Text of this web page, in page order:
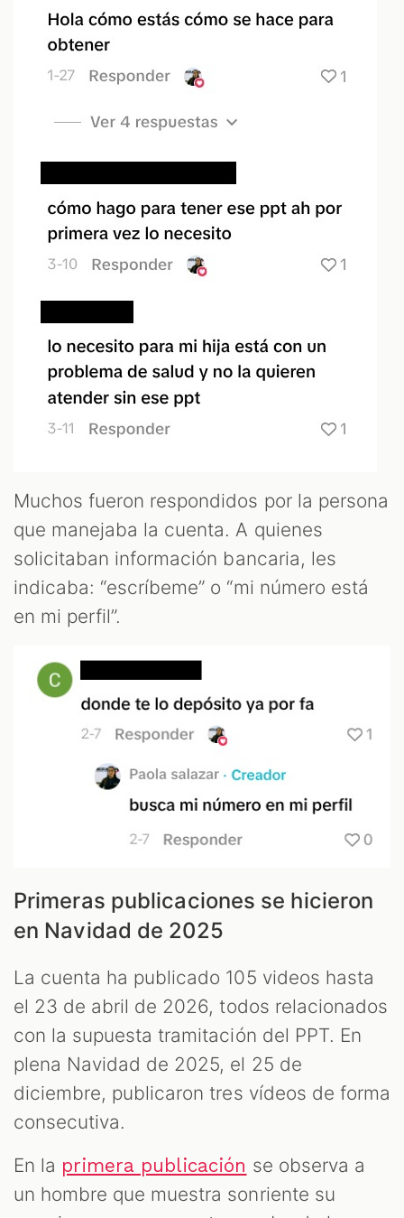
Muchos fueron respondidos por la persona
que manejaba la cuenta. A quienes
solicitaban información bancaria, les
indicaba: “escríbeme” o “mi número está
en mi perfil”.
Primeras publicaciones se hicieron
en Navidad de 2025
La cuenta ha publicado 105 videos hasta
el 23 de abril de 2026, todos relacionados
con la supuesta tramitación del PPT. En
plena Navidad de 2025, el 25 de
diciembre, publicaron tres vídeos de forma
consecutiva.
En la primera publicación se observa a
un hombre que muestra sonriente su